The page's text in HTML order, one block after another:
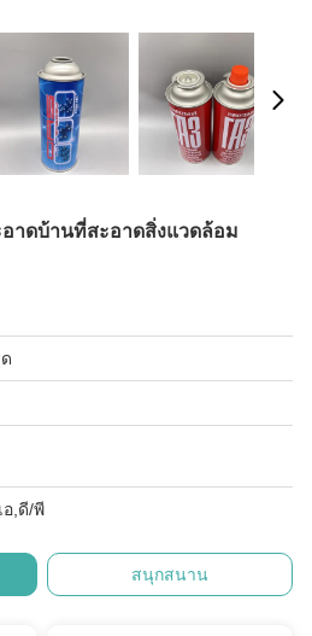
าดบ้านที่สะอาดสิ่งแวดล้อม
อ,ดี/พี
สนุกสนาน